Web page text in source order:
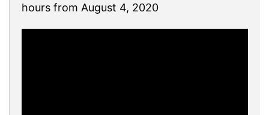
hours from August 4, 2020